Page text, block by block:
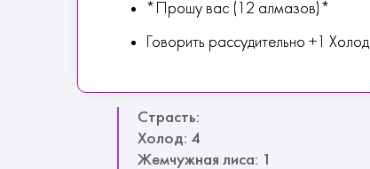
*Прошу вас (12 алмазов)*
Говорить рассудительно +1 Холод
Страсть:
Холод: 4
Жемчужная лиса: 1